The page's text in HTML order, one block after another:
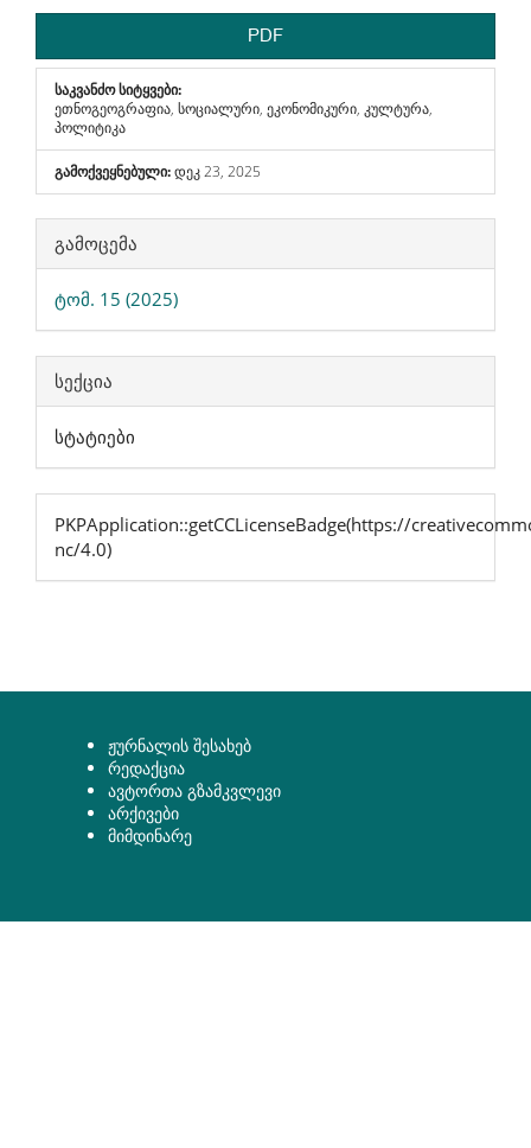
PDF
საკვანძო სიტყვები:
ეთნოგეოგრაფია, სოციალური, ეკონომიკური, კულტურა,
პოლიტიკა
გამოქვეყნებული:დეკ 23, 2025
Article
Details
გამოცემა
ტომ. 15 (2025)
სექცია
სტატიები
PKPApplication::getCCLicenseBadge(https://
nc/4.0)
ჟურნალის შესახებ
რედაქცია
ავტორთა გზამკვლევი
არქივები
მიმდინარე